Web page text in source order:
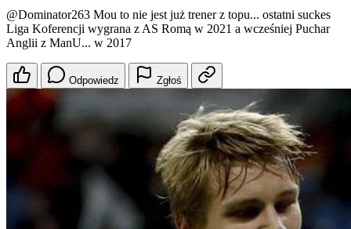
@Dominator263 Mou to nie jest już trener z topu... ostatni suckes
Liga Koferencji wygrana z AS Romą w 2021 a wcześniej Puchar
Anglii z ManU... w 2017
Odpowiedz Zgłoś